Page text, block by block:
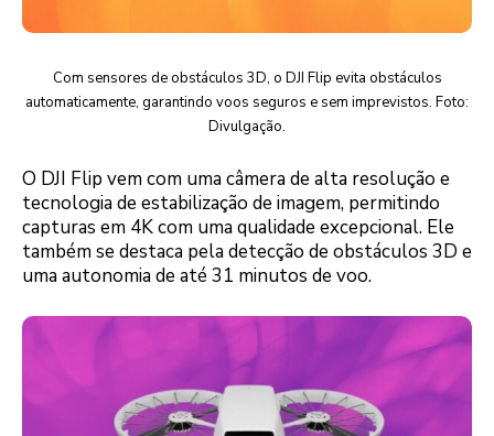
Com sensores de obstáculos 3D, o DJI Flip evita obstáculos
automaticamente, garantindo voos seguros e sem imprevistos. Foto:
Divulgação.
O DJI Flip vem com uma câmera de alta resolução e
tecnologia de estabilização de imagem, permitindo
capturas em 4K com uma qualidade excepcional. Ele
também se destaca pela detecção de obstáculos 3D e
uma autonomia de até 31 minutos de voo.